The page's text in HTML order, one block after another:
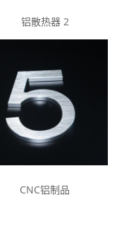
铝散热器 2
CNC铝制品